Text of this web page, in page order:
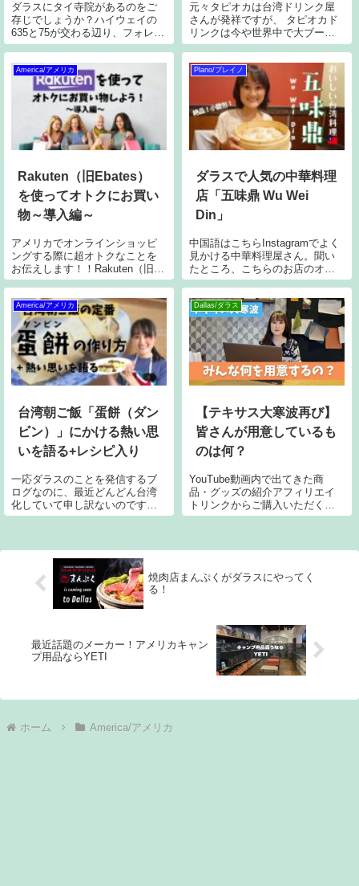
ダラスにタイ寺院があるのをご
存じでしょうか？ハイウェイの
635と75が交わる辺り、フォレス
トレーン近くです。みんなタイ
密には「Buddhist Center of
Dallas」というタイに限定しない
仏教寺院よう
元々タピオカは台湾ドリンク屋
さんが発祥ですが、 タピオカド
リンクは今や世界中で大ブー
ム！日本でもすごい勢いで増え
ドリンク店は数多くあります。
ちなみに、台湾でのタピオカミ
ルクティーの英語表記は
「Bubble Tea
America/アメリカ
Rakuten（旧Ebates）
を使ってオトクにお買い
物～導入編～
アメリカでオンラインショッピ
ングする際に超オトクなことを
お伝えします！！Rakuten（旧：
Ebates）Rakutenと言われると、
浮かべてしまいますが、日本の
楽天がもともとあったEbatesを
買収したため、現
Plano/プレイノ
ダラスで人気の中華料理
店「五味鼎 Wu Wei
Din」
中国語はこちらInstagramでよく
見かける中華料理屋さん。聞い
たところ、こちらのお店のオー
ナーは台湾人ということで、台
てもいられず早速行ってみまし
た。YouTubeはこちら五味鼎 Wu
Wei Din場所はP
America/アメリカ
台湾朝ご飯「蛋餅（ダン
ビン）」にかける熱い思
いを語る+レシピ入り
一応ダラスのことを発信するブ
ログなのに、最近どんどん台湾
化していて申し訳ないのです
が、自宅待機生活中なのでお許
はこちら蛋餅材料 （醤油膏/ソー
ス） オイスターソース 大さじ3
Dallas/ダラス
【テキサス大寒波再び】
皆さんが用意しているも
のは何？
YouTube動画内で出てきた商
品・グッズの紹介アフィリエイ
トリンクからご購入いただく
と、皆さんへの追加負担はな
ャンドル
焼肉店まんぷくがダラスにやってく
る！
最近話題のメーカー！アメリカキャン
プ用品ならYETI
ホーム America/アメリカ